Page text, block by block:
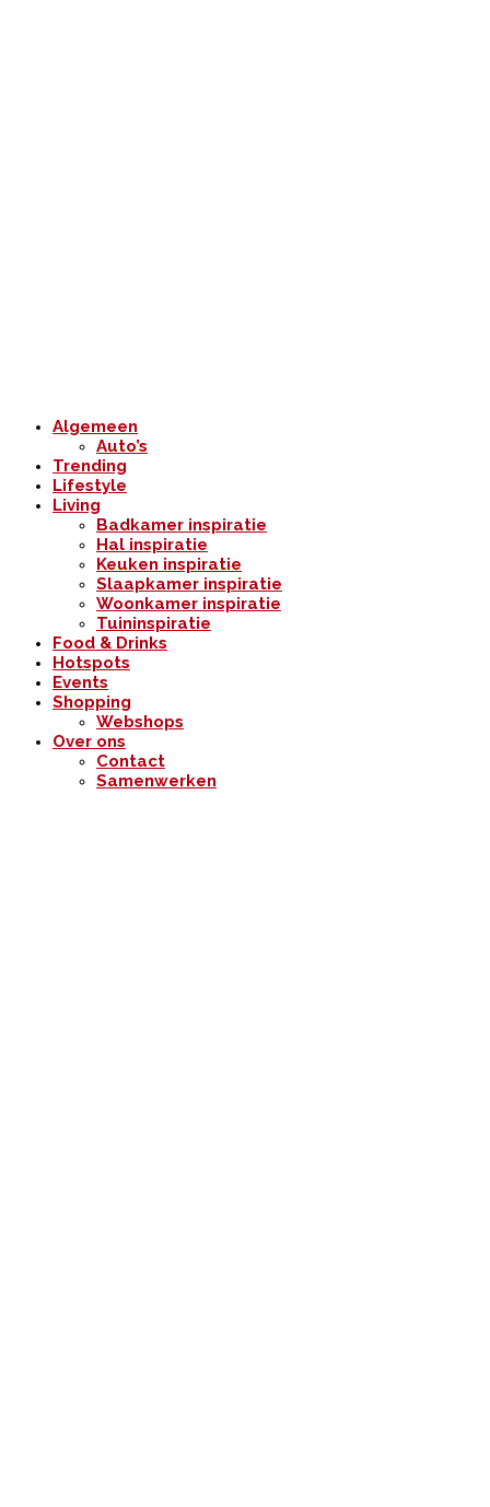
Algemeen
Auto’s
Trending
Lifestyle
Living
Badkamer inspiratie
Hal inspiratie
Keuken inspiratie
Slaapkamer inspiratie
Woonkamer inspiratie
Tuininspiratie
Food & Drinks
Hotspots
Events
Shopping
Webshops
Over ons
Contact
Samenwerken